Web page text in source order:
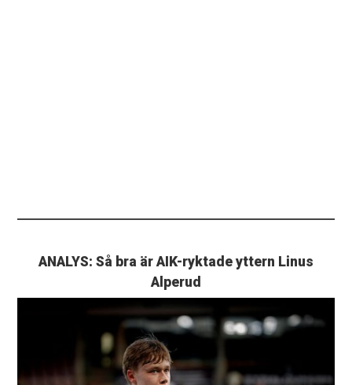
ANALYS: Så bra är AIK-ryktade yttern Linus
Alperud